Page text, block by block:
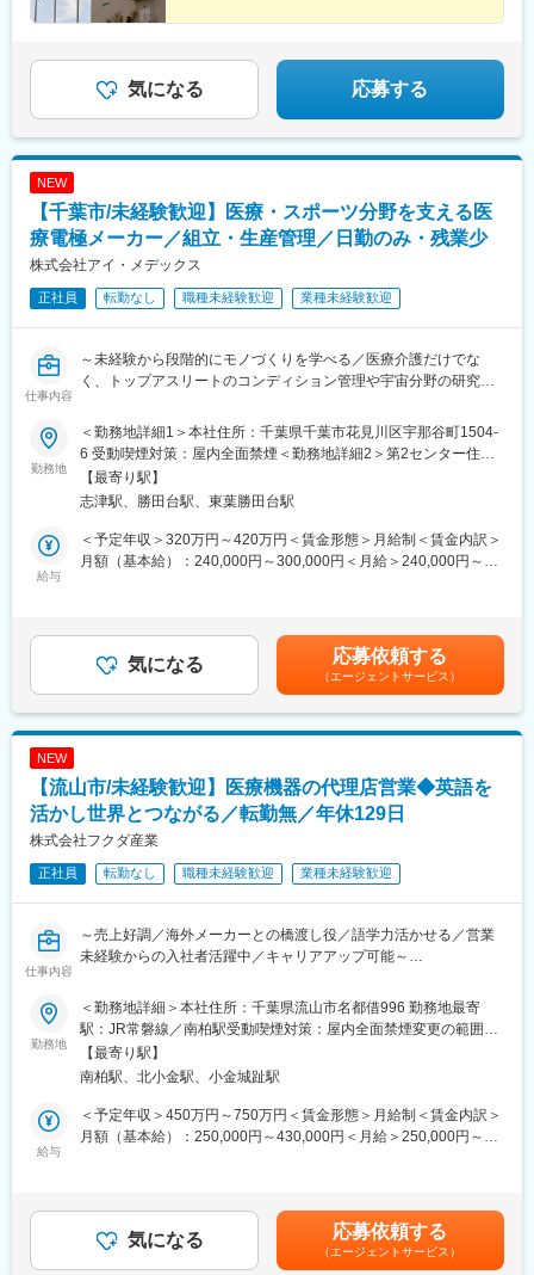
気になる 応募する
NEW
【千葉市/未経験歓迎】医療・スポーツ分野を支える医
療電極メーカー／組立・生産管理／日勤のみ・残業少
株式会社アイ・メデックス
正社員 転勤なし 職種未経験歓迎 業種未経験歓迎
仕事内容
～未経験から段階的にモノづくりを学べる／医療介護だけでな
く、トップアスリートのコンディション管理や宇宙分野の研究な
■採用背景：
当社は、脳波・心電・筋電などを測定する医療用電極を開発・製
造し、医療・介護だけでなくスポーツや宇宙分野でも活用される
製品を手掛けています。
受注増加と事業拡大に伴い、現場の若手を次のステップに進め、
次の世代の育成を想定した募集です。※複数名採用
です。
ご本人の適性や希望に応じて、製造または生産管理を担当いただ
きます。
エアコン完備の快適な環境で作業を行います。オーダーメイド製
品も多く、大量生産ラインの単純作業ではなく、一つひとつの製
品づくりに携われることが特徴です。
●生産管理
・製造スケジュールの管理 ・部品や資材の管理 ・人員配置の調整
会社と連携しながら、円滑なものづくりをサポートします。
入社後は先輩社員によるOJT研修を約3カ月実施。
まずは製品知識や作業工程を覚えるところからスタートし、段階
的にできる業務を増やしていきます。
■組織構成：
製造部門：社員3名＋パート数名（40代中心）
生産管理部門：4名（40代3名、20代1名／兼務あり）
・オーダーメイド製品が多く、ものづくりの面白さを実感できる
・お客様の声を反映した製品開発に携われる
・少人数組織のためアイデアや改善提案が届きやすい
勤務地
＜勤務地詳細1＞本社住所：千葉県千葉市花見川区宇那谷町1504-
6 受動喫煙対策：屋内全面禁煙＜勤務地詳細2＞第2センター住
所：千葉県千葉市花見川区宇那谷町1500-1 受動喫煙対策：屋内全
面禁煙変更の範囲：会社の定める事業所
【最寄り駅】
志津駅、勝田台駅、東葉勝田台駅
給与
＜予定年収＞320万円～420万円＜賃金形態＞月給制＜賃金内訳＞
月額（基本給）：240,000円～300,000円＜月給＞240,000円～
気になる 応募依頼する
（エージェントサービス）
NEW
【流山市/未経験歓迎】医療機器の代理店営業◆英語を
活かし世界とつながる／転勤無／年休129日
株式会社フクダ産業
正社員 転勤なし 職種未経験歓迎 業種未経験歓迎
仕事内容
～売上好調／海外メーカーとの橋渡し役／語学力活かせる／営業
未経験からの入社者活躍中／キャリアアップ可能～
■業務内容：
海外医療機器メーカーの日本国内代理店として、販売先であるフ
クダ電子と海外メーカーとの納期管理、価格交渉、不具合対応、
製品導入支援などの調整業務を担当いただきます。
海外メーカーと国内販売チャネルの橋渡し役として活躍いただく
ポジションです。
また、将来的には海外の先進医療機器の調査・発掘や、日本市場
への導入企画、販売戦略立案などマーケティング業務にも挑戦い
吸器領域の医療機器が中心であり、成長市場で専門性を身につけ
ることが可能です。
勤務地
＜勤務地詳細＞本社住所：千葉県流山市名都借996 勤務地最寄
駅：JR常磐線／南柏駅受動喫煙対策：屋内全面禁煙変更の範囲：
本文参照
【最寄り駅】
南柏駅、北小金駅、小金城趾駅
給与
＜予定年収＞450万円～750万円＜賃金形態＞月給制＜賃金内訳＞
月額（基本給）：250,000円～430,000円＜月給＞250,000円～
主任（月給34万円×12ヶ月＋諸手当）・年収820万円 課長（月給
48万円×12ヶ月＋諸手当）賃金はあくまでも目安の金額であり、
選考を通じて上下する可能性があります。月給(月額)は固定手当を
気になる 応募依頼する
（エージェントサービス）